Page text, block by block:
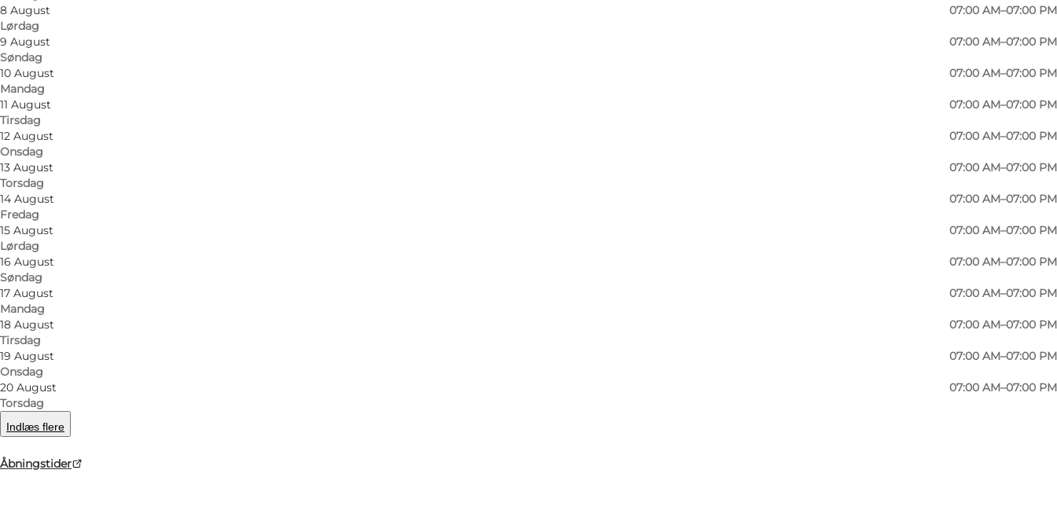
8 August
Lørdag
07:00 AM–07:00 PM
9 August
Søndag
07:00 AM–07:00 PM
10 August
Mandag
07:00 AM–07:00 PM
11 August
Tirsdag
07:00 AM–07:00 PM
12 August
Onsdag
07:00 AM–07:00 PM
13 August
Torsdag
07:00 AM–07:00 PM
14 August
Fredag
07:00 AM–07:00 PM
15 August
Lørdag
07:00 AM–07:00 PM
16 August
Søndag
07:00 AM–07:00 PM
17 August
Mandag
07:00 AM–07:00 PM
18 August
Tirsdag
07:00 AM–07:00 PM
19 August
Onsdag
07:00 AM–07:00 PM
20 August
Torsdag
07:00 AM–07:00 PM
Indlæs flere
Åbningstider
Supermarked med fokus på god mad, slagter, frugt og grønt, vin og økologi. Butikken har egen slagter med delikatesseafdeling, bageri udsalg, plus stor
blomsterafdeling.
SuperBrugsen er en ægte madbutik med masser af specialvarer. Der er desuden et stort udvalg af gode og velsmagende færdigretter af høj kvalitet til hele
familien.
Butikken har også tips & lotto og håndkøbsudsalg.
Man kan altid tanke billig OK benzin og diesel, samt lade sin el-bil ved butikken.
Butikken har åbent alle ugens 7 dage kl. 7.00-19.00, dog bageren åbner kl. 06.30.
facebook
facebook
Læs mere